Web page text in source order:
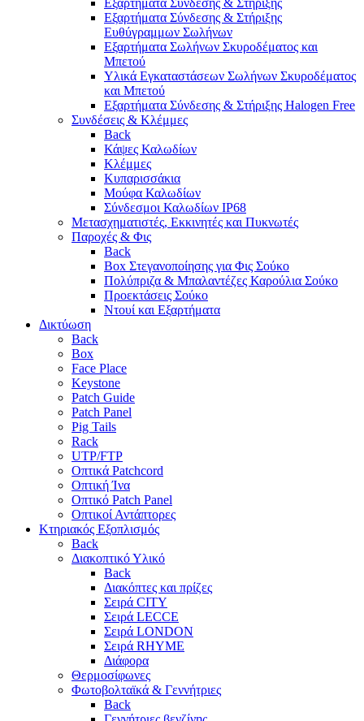
Εξαρτήματα Σύνδεσης & Στήριξης
Ευθύγραμμων Σωλήνων
Εξαρτήματα Σωλήνων Σκυροδέματος και
Μπετού
Υλικά Εγκαταστάσεων Σωλήνων Σκυροδέματος
και Μπετού
Εξαρτήματα Σύνδεσης & Στήριξης Halogen Free
Συνδέσεις & Κλέμμες
Back
Κάψες Καλωδίων
Κλέμμες
Κυπαρισσάκια
Μούφα Καλωδίων
Σύνδεσμοι Καλωδίων IP68
Μετασχηματιστές, Εκκινητές και Πυκνωτές
Παροχές & Φις
Back
Box Στεγανοποίησης για Φις Σούκο
Πολύπριζα & Μπαλαντέζες Καρούλια Σούκο
Προεκτάσεις Σούκο
Ντουί και Εξαρτήματα
Δικτύωση
Back
Box
Face Place
Keystone
Patch Guide
Patch Panel
Pig Tails
Rack
UTP/FTP
Οπτικά Patchcord
Οπτική Ίνα
Οπτικό Patch Panel
Οπτικοί Αντάπτορες
Κτηριακός Εξοπλισμός
Back
Διακοπτικό Υλικό
Back
Διακόπτες και πρίζες
Σειρά CITY
Σειρά LECCE
Σειρά LONDON
Σειρά RHYME
Διάφορα
Θερμοσίφωνες
Φωτοβολταϊκά & Γεννήτριες
Back